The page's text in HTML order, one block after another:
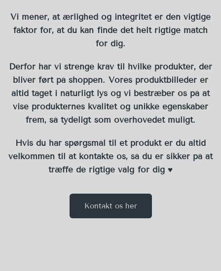
Vi mener, at ærlighed og integritet er den vigtige
faktor for, at du kan finde det helt rigtige match
for dig.
Derfor har vi strenge krav til hvilke produkter, der
bliver ført på shoppen. Vores produktbilleder er
altid taget i naturligt lys og vi bestræber os på at
vise produkternes kvalitet og unikke egenskaber
frem, så tydeligt som overhovedet muligt.
Hvis du har spørgsmål til et produkt er du altid
velkommen til at kontakte os, så du er sikker på at
træffe de rigtige valg for dig ♥︎
Kontakt os her